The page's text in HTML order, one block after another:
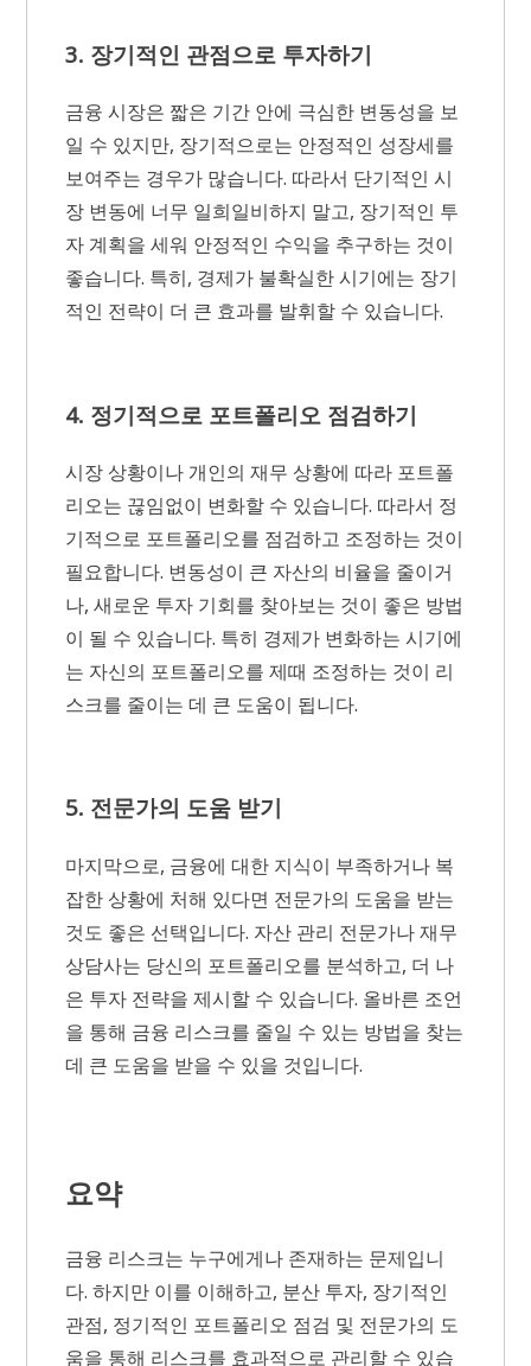
3. 장기적인 관점으로 투자하기
금융 시장은 짧은 기간 안에 극심한 변동성을 보
일 수 있지만, 장기적으로는 안정적인 성장세를
보여주는 경우가 많습니다. 따라서 단기적인 시
장 변동에 너무 일희일비하지 말고, 장기적인 투
자 계획을 세워 안정적인 수익을 추구하는 것이
좋습니다. 특히, 경제가 불확실한 시기에는 장기
적인 전략이 더 큰 효과를 발휘할 수 있습니다.
4. 정기적으로 포트폴리오 점검하기
시장 상황이나 개인의 재무 상황에 따라 포트폴
리오는 끊임없이 변화할 수 있습니다. 따라서 정
기적으로 포트폴리오를 점검하고 조정하는 것이
필요합니다. 변동성이 큰 자산의 비율을 줄이거
나, 새로운 투자 기회를 찾아보는 것이 좋은 방법
이 될 수 있습니다. 특히 경제가 변화하는 시기에
는 자신의 포트폴리오를 제때 조정하는 것이 리
스크를 줄이는 데 큰 도움이 됩니다.
5. 전문가의 도움 받기
마지막으로, 금융에 대한 지식이 부족하거나 복
잡한 상황에 처해 있다면 전문가의 도움을 받는
것도 좋은 선택입니다. 자산 관리 전문가나 재무
상담사는 당신의 포트폴리오를 분석하고, 더 나
은 투자 전략을 제시할 수 있습니다. 올바른 조언
을 통해 금융 리스크를 줄일 수 있는 방법을 찾는
데 큰 도움을 받을 수 있을 것입니다.
요약
금융 리스크는 누구에게나 존재하는 문제입니
다. 하지만 이를 이해하고, 분산 투자, 장기적인
관점, 정기적인 포트폴리오 점검 및 전문가의 도
움을 통해 리스크를 효과적으로 관리할 수 있습